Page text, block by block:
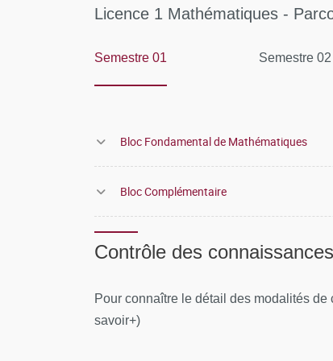
Licence 1 Mathématiques -
Semestre 01 Semestre 02
Bloc Fondamental de Mathématiques
Bloc Complémentaire
Contrôle des connaissances
Pour connaître le détail des modalités
savoir+)